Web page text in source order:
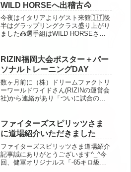
WILD HORSEへ出稽古🐴
今夜はイタリアよりゲスト来館🇮🇹後
半はグラップリングクラス盛り上がり
ました🤼選手組はWILD HORSEさん
RIZIN福岡大会ポスター＋パー
ソナルトレーニングDAY
数ヶ月前に（株）ドリームファクトリ
ーワールドワイドさん(RIZINの運営会
社)から連絡があり「ついに試合のオ
絡で、本日届きました笑誠王会熊本道
場からRIZINに出れる選手...
ファイターズスピリッツさま
に道場紹介いただきました
ファイターズスピリッツさま道場紹介
記事誠にありがとうございます^_^今
回、健軍オリジナルス「-65キロ級チ